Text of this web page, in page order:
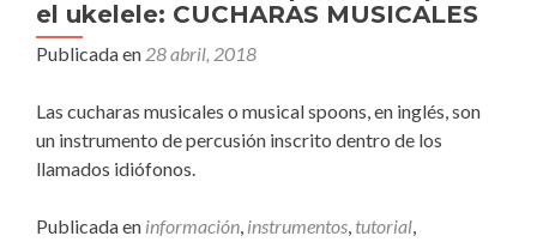
el ukelele: CUCHARAS MUSICALES
Publicada en 28 abril, 2018
Las cucharas musicales o musical spoons, en inglés, son
un instrumento de percusión inscrito dentro de los
llamados idiófonos.
Publicada en información, instrumentos, tutorial,